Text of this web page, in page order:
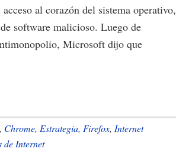
al corazón del sistema operativo,
software malicioso. Luego de
Microsoft dijo que
, Chrome, Estrategia, Firefox, Internet
de Internet